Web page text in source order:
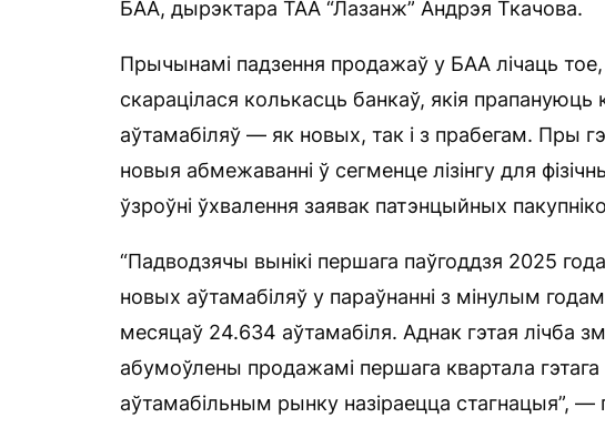
БАА, дырэктара ТАА “Лазанж” Андрэя Ткачова.
Прычынамі падзення продажаў у БАА лічаць тое,
скарацілася колькасць банкаў, якія
аўтамабіляў — як новых, так і з прабегам. Пры
новыя абмежаванні ў сегменце лізінгу для
ўзроўні ўхвалення заявак патэнцыйных
“Падводзячы вынікі першага паўгоддзя 2025
новых аўтамабіляў у параўнанні з мінулым
месяцаў 24.634 аўтамабіля. Аднак гэтая лічба
абумоўлены продажамі першага квартала гэтага
аўтамабільным рынку назіраецца стагнацыя”, —